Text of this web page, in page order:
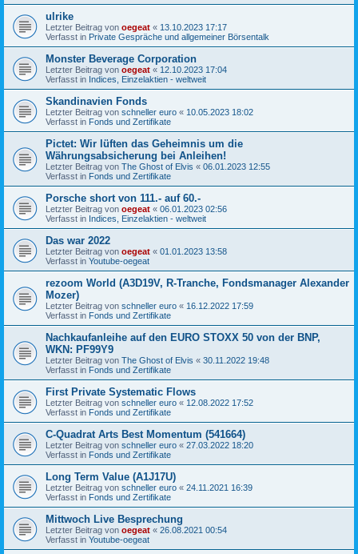
ulrike
Letzter Beitrag von oegeat « 13.10.2023 17:17
Verfasst in Private Gespräche und allgemeiner Börsentalk
Monster Beverage Corporation
Letzter Beitrag von oegeat « 12.10.2023 17:04
Verfasst in Indices, Einzelaktien - weltweit
Skandinavien Fonds
Letzter Beitrag von schneller euro « 10.05.2023 18:02
Verfasst in Fonds und Zertifikate
Pictet: Wir lüften das Geheimnis um die
Währungsabsicherung bei Anleihen!
Letzter Beitrag von The Ghost of Elvis « 06.01.2023 12:55
Verfasst in Fonds und Zertifikate
Porsche short von 111.- auf 60.-
Letzter Beitrag von oegeat « 06.01.2023 02:56
Verfasst in Indices, Einzelaktien - weltweit
Das war 2022
Letzter Beitrag von oegeat « 01.01.2023 13:58
Verfasst in Youtube-oegeat
rezoom World (A3D19V, R-Tranche, Fondsmanager Alexander
Mozer)
Letzter Beitrag von schneller euro « 16.12.2022 17:59
Verfasst in Fonds und Zertifikate
Nachkaufanleihe auf den EURO STOXX 50 von der BNP,
WKN: PF99Y9
Letzter Beitrag von The Ghost of Elvis « 30.11.2022 19:48
Verfasst in Fonds und Zertifikate
First Private Systematic Flows
Letzter Beitrag von schneller euro « 12.08.2022 17:52
Verfasst in Fonds und Zertifikate
C-Quadrat Arts Best Momentum (541664)
Letzter Beitrag von schneller euro « 27.03.2022 18:20
Verfasst in Fonds und Zertifikate
Long Term Value (A1J17U)
Letzter Beitrag von schneller euro « 24.11.2021 16:39
Verfasst in Fonds und Zertifikate
Mittwoch Live Besprechung
Letzter Beitrag von oegeat « 26.08.2021 00:54
Verfasst in Youtube-oegeat